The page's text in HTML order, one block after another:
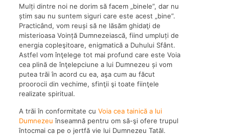
Mulți dintre noi ne dorim să facem „binele”, dar nu
știm sau nu suntem siguri care este acest „bine”.
Practicând, vom reuși să ne lăsăm ghidaţi de
misterioasa Voință Dumnezeiască, fiind umpluți de
energia copleşitoare, enigmatică a Duhului Sfânt.
Astfel vom înţelege tot mai profund care este Voia
cea plină de înţelepciune a lui Dumnezeu și vom
putea trăi în acord cu ea, aşa cum au făcut
proorocii din vechime, sfinţii şi toate fiinţele
realizate spiritual.
A trăi în conformitate cu Voia cea tainică a lui
Dumnezeu înseamnă pentru om să-şi ofere trupul
întocmai ca pe o jertfă vie lui Dumnezeu Tatăl.